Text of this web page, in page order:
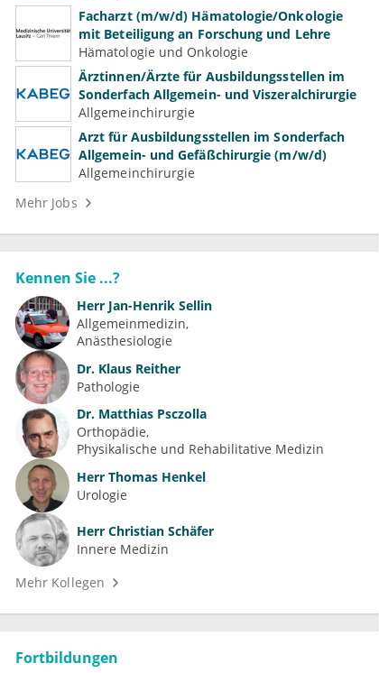
Facharzt (m/w/d) Hämatologie/Onkologie
mit Beteiligung an Forschung und Lehre
Hämatologie und Onkologie
Ärztinnen/Ärzte für Ausbildungsstellen im
Sonderfach Allgemein- und Viszeralchirurgie
Allgemeinchirurgie
Arzt für Ausbildungsstellen im Sonderfach
Allgemein- und Gefäßchirurgie (m/w/d)
Allgemeinchirurgie
Mehr Jobs
Kennen Sie ...?
Herr Jan-Henrik Sellin
Allgemeinmedizin
Anästhesiologie
Dr. Klaus Reither
Pathologie
Dr. Matthias Psczolla
Orthopädie
Physikalische und Rehabilitative Medizin
Herr Thomas Henkel
Urologie
Herr Christian Schäfer
Innere Medizin
Mehr Kollegen
Fortbildungen